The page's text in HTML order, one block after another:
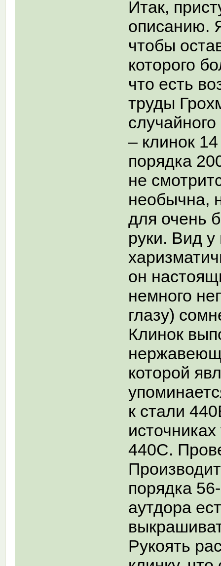
Итак,
описанию.
чтобы
которого
что есть
труды
– клинок
порядка
не
необычна,
для очень
руки. Вид
он
немного
глазу)
Клинок
которой
к стали
440С.
порядка
аутдора
Рукоять